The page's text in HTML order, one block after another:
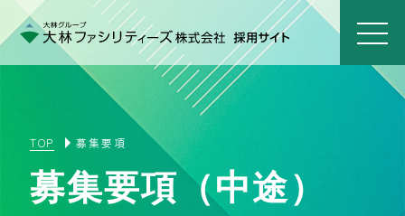
TOP 募集要項
募集要項（中途）